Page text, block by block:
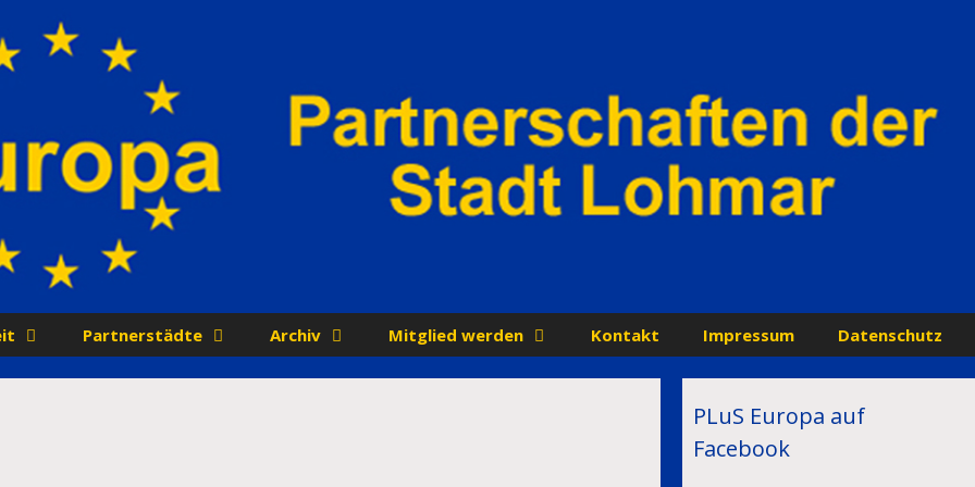
Partnerstädte Archiv Mitglied werden Kontakt Impressum Datenschutz
PLuS Europa auf
Facebook